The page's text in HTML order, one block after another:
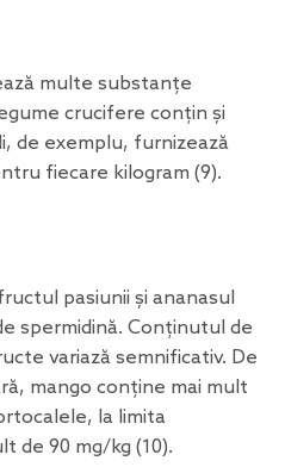
multe substanțe
crucifere conțin și
de exemplu, furnizează
fiecare kilogram (9).
pasiunii și ananasul
spermidină. Conținutul de
variază semnificativ. De
mango conține mai mult
la limita
de 90 mg/kg (10).